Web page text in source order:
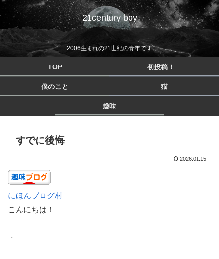
21century boy
2006生まれの21世紀の青年です
TOP 初投稿！
僕のこと 猫
趣味
すでに後悔
2026.01.15
にほんブログ村
こんにちは！
・